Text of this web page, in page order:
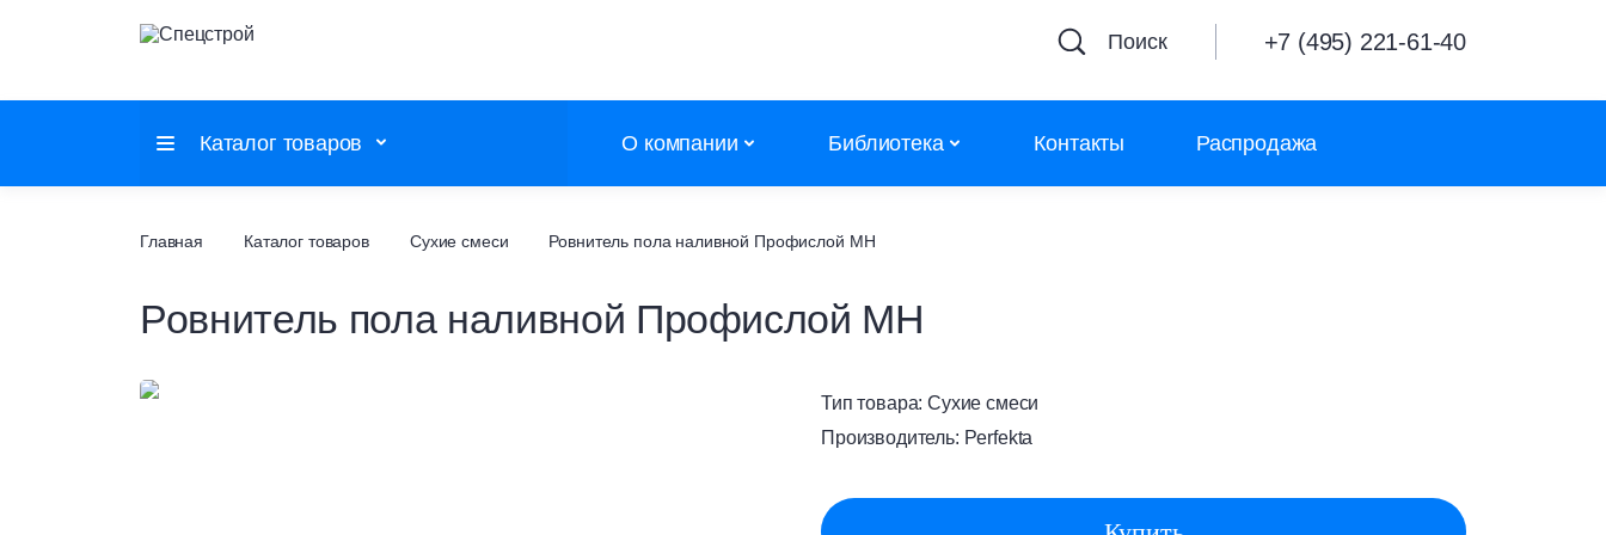
Поиск +7 (495) 221-61-40
Каталог товаров
Настенные покрытия
О компании
Объекты
Новости
Библиотека
Сертификаты
Сертификаты дилеров
Каталоги
Контакты Распродажа
Главная Каталог товаров Сухие смеси Ровнитель пола наливной Профислой МН
Ровнитель пола наливной Профислой МН
Тип товара: Сухие смеси
Производитель: Perfekta